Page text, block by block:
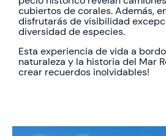
cubiertos de corales. Además,
disfrutarás de visibilidad
diversidad de especies.
Esta experiencia de vida a
naturaleza y la historia del Mar
crear recuerdos inolvidables!